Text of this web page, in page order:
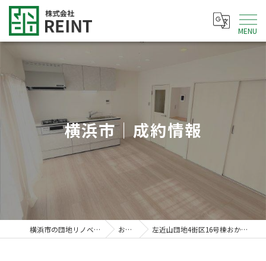
MENU
横浜市｜成約情報
横浜市の団地リノベなら株式会社REINT お知らせ 左近山団地4街区16号棟おかげさまでご成約致しました。